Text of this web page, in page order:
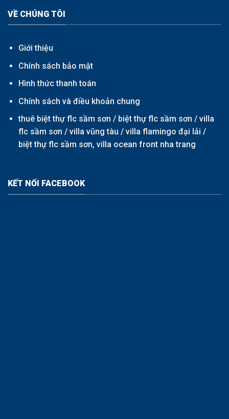
VỀ CHÚNG TÔI
Giới thiệu
Chính sách bảo mật
Hình thức thanh toán
Chính sách và điều khoản chung
thuê biệt thự flc sầm sơn / biệt thự flc sầm sơn / villa
flc sầm sơn / villa vũng tàu / villa flamingo đại lải /
biệt thự flc sầm sơn, villa ocean front nha trang
KẾT NỐI FACEBOOK